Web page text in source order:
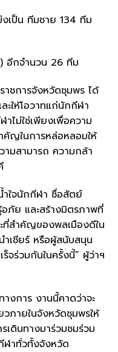
เป็น ทีมชาย 134 ทีม
) อีกจำนวน 26 ทีม
ชการจังหวัดชุมพร ได้
ให้โอวาทแก่นักกีฬา
ไม่ใช่เพียงเพื่อความ
คัญในการหล่อหลอมให้
ามสามารถ ความกล้า
ใจนักกีฬา ซื่อสัตย์
ภัย และสร้างมิตรภาพที่
สำคัญของพลเมืองดีใน
เชียร์ หรือผู้สนับสนุน
จร่วมกันในครั้งนี้” ผู้ว่าฯ
งการ ​งานนี้คาดว่าจะ
วภายในจังหวัดชุมพรให้
ดินทางมาร่วมชมร่วม
าทั่วทั้งจังหวัด